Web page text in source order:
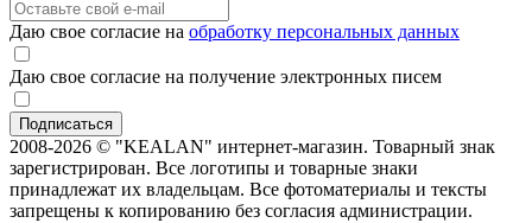
Даю свое согласие на обработку персональных данных
Даю свое согласие на получение электронных писем
2008-2026 © "KEALAN" интернет-магазин. Товарный знак
зарегистрирован. Все логотипы и товарные знаки
принадлежат их владельцам. Все фотоматериалы и тексты
запрещены к копированию без согласия администрации.